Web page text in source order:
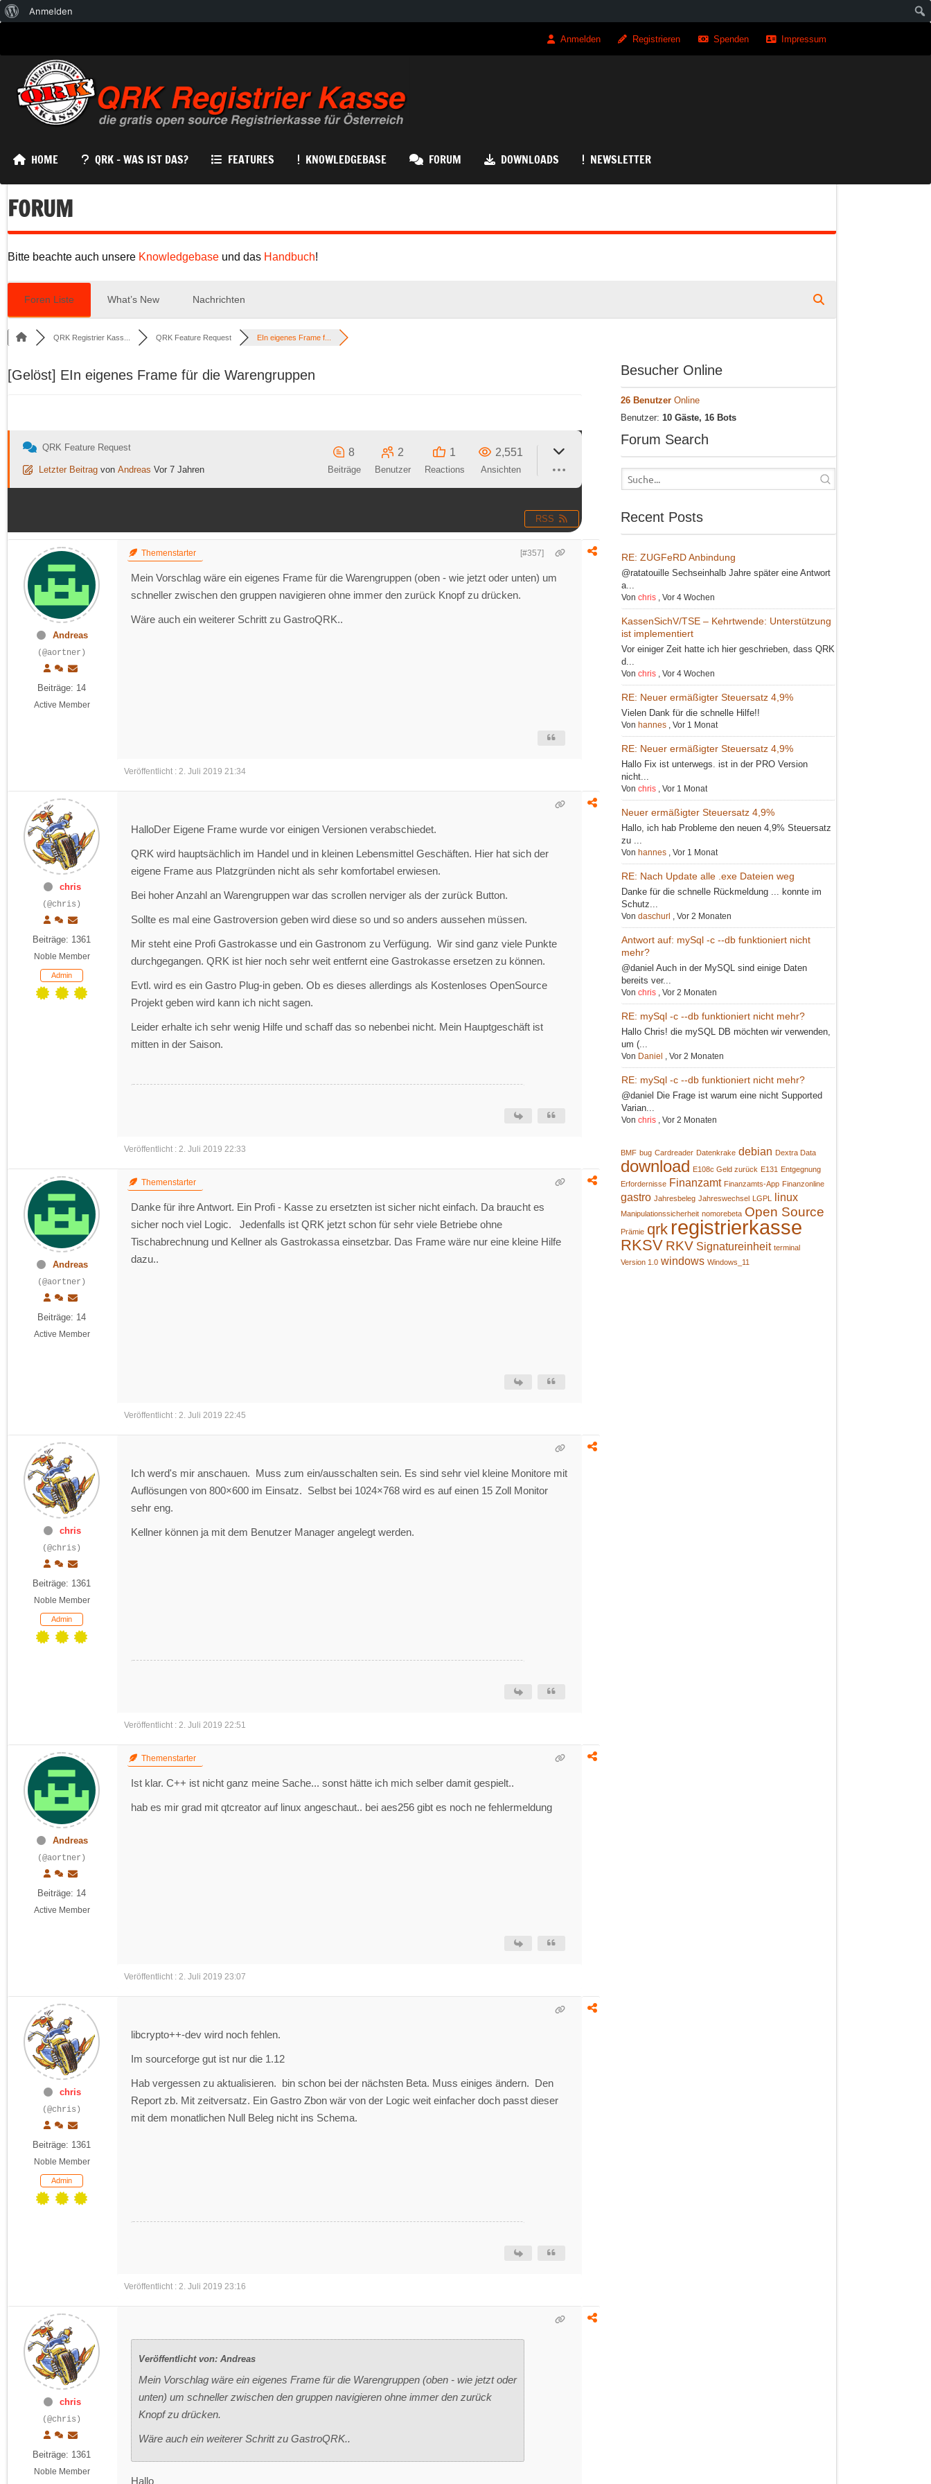
Anmelden Registrieren Spenden Impressum
QRK Registrierkasse
HOME QRK – WAS IST DAS? FEATURES KNOWLEDGEBASE FORUM DOWNLOADS NEWSLETTER
FORUM
Bitte beachte auch unsere Knowledgebase und das Handbuch!
Foren Liste What’s New Nachrichten
QRK Registrier Kass... QRK Feature Request EIn eigenes Frame f...
[Gelöst] EIn eigenes Frame für die Warengruppen
QRK Feature Request
Letzter Beitrag von Andreas Vor 7 Jahren
8
Beiträge
2
Benutzer
1
Reactions
2,551
Ansichten
RSS
Andreas
(@aortner)
Beiträge: 14
Active Member
Themenstarter [#357]
Mein Vorschlag wäre ein eigenes Frame für die Warengruppen (oben - wie jetzt oder unten) um
schneller zwischen den gruppen navigieren ohne immer den zurück Knopf zu drücken.
Wäre auch ein weiterer Schritt zu GastroQRK..
Veröffentlicht : 2. Juli 2019 21:34
chris
(@chris)
Beiträge: 1361
Noble Member
Admin
HalloDer Eigene Frame wurde vor einigen Versionen verabschiedet.
QRK wird hauptsächlich im Handel und in kleinen Lebensmittel Geschäften. Hier hat sich der
eigene Frame aus Platzgründen nicht als sehr komfortabel erwiesen.
Bei hoher Anzahl an Warengruppen war das scrollen nerviger als der zurück Button.
Sollte es mal eine Gastroversion geben wird diese so und so anders aussehen müssen.
Mir steht eine Profi Gastrokasse und ein Gastronom zu Verfügung. Wir sind ganz viele Punkte
durchgegangen. QRK ist hier noch sehr weit entfernt eine Gastrokasse ersetzen zu können.
Evtl. wird es ein Gastro Plug-in geben. Ob es dieses allerdings als Kostenloses OpenSource
Projekt geben wird kann ich nicht sagen.
Leider erhalte ich sehr wenig Hilfe und schaff das so nebenbei nicht. Mein Hauptgeschäft ist
mitten in der Saison.
Veröffentlicht : 2. Juli 2019 22:33
Andreas
(@aortner)
Beiträge: 14
Active Member
Themenstarter
Danke für ihre Antwort. Ein Profi - Kasse zu ersetzten ist sicher nicht einfach. Da braucht es
sicher noch viel Logic. Jedenfalls ist QRK jetzt schon für sehr viele Betriebe ohne
Tischabrechnung und Kellner als Gastrokassa einsetzbar. Das Frame wäre nur eine kleine Hilfe
dazu..
Veröffentlicht : 2. Juli 2019 22:45
chris
(@chris)
Beiträge: 1361
Noble Member
Admin
Ich werd's mir anschauen. Muss zum ein/ausschalten sein. Es sind sehr viel kleine Monitore mit
Auflösungen von 800×600 im Einsatz. Selbst bei 1024×768 wird es auf einen 15 Zoll Monitor
sehr eng.
Kellner können ja mit dem Benutzer Manager angelegt werden.
Veröffentlicht : 2. Juli 2019 22:51
Andreas
(@aortner)
Beiträge: 14
Active Member
Themenstarter
Ist klar. C++ ist nicht ganz meine Sache... sonst hätte ich mich selber damit gespielt..
hab es mir grad mit qtcreator auf linux angeschaut.. bei aes256 gibt es noch ne fehlermeldung
Veröffentlicht : 2. Juli 2019 23:07
chris
(@chris)
Beiträge: 1361
Noble Member
Admin
libcrypto++-dev wird noch fehlen.
Im sourceforge gut ist nur die 1.12
Hab vergessen zu aktualisieren. bin schon bei der nächsten Beta. Muss einiges ändern. Den
Report zb. Mit zeitversatz. Ein Gastro Zbon wär von der Logic weit einfacher doch passt dieser
mit dem monatlichen Null Beleg nicht ins Schema.
Veröffentlicht : 2. Juli 2019 23:16
chris
(@chris)
Beiträge: 1361
Noble Member
Veröffentlicht von: Andreas
Mein Vorschlag wäre ein eigenes Frame für die Warengruppen (oben - wie jetzt oder
unten) um schneller zwischen den gruppen navigieren ohne immer den zurück
Knopf zu drücken.
Wäre auch ein weiterer Schritt zu GastroQRK..
Hallo
Besucher Online
26 Benutzer Online
Benutzer: 10 Gäste, 16 Bots
Forum Search
Recent Posts
RE: ZUGFeRD Anbindung
@ratatouille Sechseinhalb Jahre später eine Antwort
a...
Vonchris ,Vor 4 Wochen
KassenSichV/TSE – Kehrtwende: Unterstützung
ist implementiert
Vor einiger Zeit hatte ich hier geschrieben, dass QRK
d...
Vonchris ,Vor 4 Wochen
RE: Neuer ermäßigter Steuersatz 4,9%
Vielen Dank für die schnelle Hilfe!!
Von hannes ,Vor 1 Monat
RE: Neuer ermäßigter Steuersatz 4,9%
Hallo Fix ist unterwegs. ist in der PRO Version
nicht...
Vonchris ,Vor 1 Monat
Neuer ermäßigter Steuersatz 4,9%
Hallo, ich hab Probleme den neuen 4,9% Steuersatz
zu ...
Von hannes ,Vor 1 Monat
RE: Nach Update alle .exe Dateien weg
Danke für die schnelle Rückmeldung ... konnte im
Schutz...
Vondaschurl ,Vor 2 Monaten
Antwort auf: mySql -c --db funktioniert nicht
mehr?
@daniel Auch in der MySQL sind einige Daten
bereits ver...
Vonchris ,Vor 2 Monaten
RE: mySql -c --db funktioniert nicht mehr?
Hallo Chris! die mySQL DB möchten wir verwenden,
um (...
Von Daniel ,Vor 2 Monaten
RE: mySql -c --db funktioniert nicht mehr?
@daniel Die Frage ist warum eine nicht Supported
Varian...
Vonchris ,Vor 2 Monaten
BMF bug Cardreader Datenkrake debian Dextra Data
download E108c Geld zurück E131 Entgegnung
Erfordernisse Finanzamt Finanzamts-App Finanzonline
gastro Jahresbeleg Jahreswechsel LGPL linux
Manipulationssicherheit nomorebeta Open Source
Prämie qrk registrierkasse
RKSV RKV Signatureinheit terminal
Version 1.0 windows Windows_11
Über
Anmelden